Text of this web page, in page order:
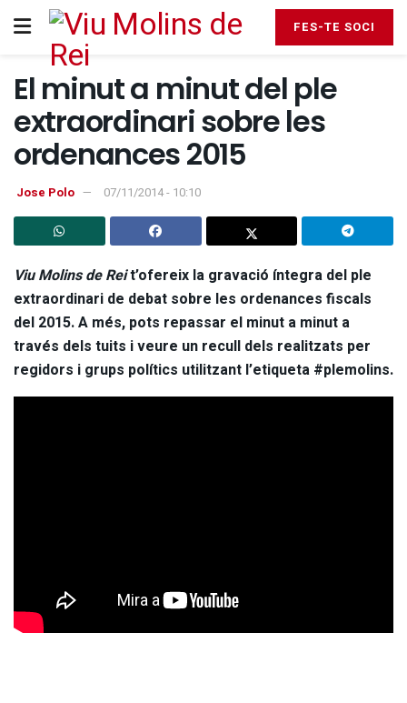
FES-TE SOCI
El minut a minut del ple
extraordinari sobre les
ordenances 2015
Jose Polo 07/11/2014 - 10:10
Viu Molins de Reit’ofereix la gravació íntegra del ple
extraordinari de debat sobre les ordenances fiscals
del 2015. A més, pots repassar el minut a minut a
través dels tuits i veure un recull dels realitzats per
regidors i grups polítics utilitzant l’etiqueta #plemolins.